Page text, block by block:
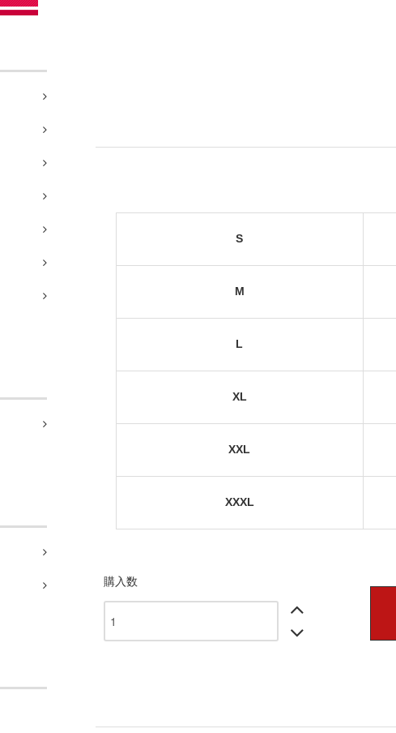
S
M
L
XL
XXL
XXXL
購入数